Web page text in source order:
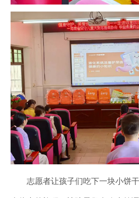
志愿者让孩子们吃下一块小饼